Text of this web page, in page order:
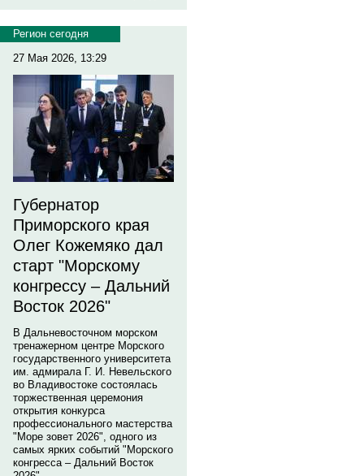
Регион сегодня
27 Мая 2026, 13:29
Губернатор
Приморского края
Олег Кожемяко дал
старт "Морскому
конгрессу – Дальний
Восток 2026"
В Дальневосточном морском
тренажерном центре Морского
государственного университета
им. адмирала Г. И. Невельского
во Владивостоке состоялась
торжественная церемония
открытия конкурса
профессионального мастерства
"Море зовет 2026", одного из
самых ярких событий "Морского
конгресса – Дальний Восток